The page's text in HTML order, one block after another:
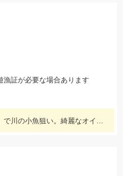
漁証が必要な場合あります
最近マイブームの「チャビング」で川の小魚狙い。綺麗なオイカワが飛び出しました♪途中からはブラックバスの子供がスプーンやスピナーに連続ヒットしてきました。